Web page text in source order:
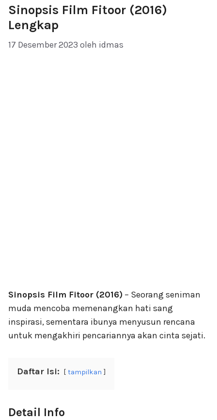
Sinopsis Film Fitoor (2016)
Lengkap
17 Desember 2023 oleh idmas
Sinopsis Film Fitoor (2016) – Seorang seniman
muda mencoba memenangkan hati sang
inspirasi, sementara ibunya menyusun rencana
untuk mengakhiri pencariannya akan cinta sejati.
Daftar Isi: tampilkan
Detail Info